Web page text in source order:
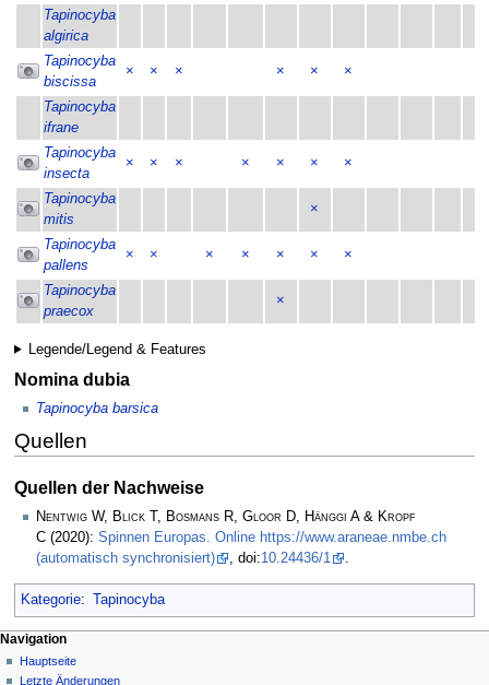
Tapinocyba
algirica
Tapinocyba
biscissa
× × × × × ×
Tapinocyba
ifrane
Tapinocyba
insecta
× × × × × × ×
Tapinocyba
mitis
×
Tapinocyba
pallens
× × × × × × ×
Tapinocyba
praecox
×
Legende/Legend & Features
Nomina dubia
Tapinocyba barsica
Quellen
Quellen der Nachweise
Nentwig W, Blick T, Bosmans R, Gloor D, Hänggi A & Kropf
C (2020): Spinnen Europas. Online https://www.araneae.nmbe.ch
(automatisch synchronisiert)
, doi:10.24436/1 .
Kategorie: Tapinocyba
Navigation
Hauptseite
Letzte Änderungen